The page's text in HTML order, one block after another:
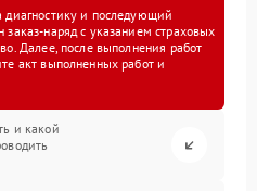
диагностику и последующий
заказ-наряд с указанием страховых
Далее, после выполнения работ
акт выполненных работ и
и какой